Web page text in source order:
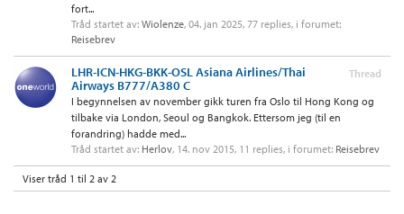
fort...
Tråd startet av: Wiolenze, 04. jan 2025, 77 replies, i forumet:
Reisebrev
Thread
LHR-ICN-HKG-BKK-OSL Asiana Airlines/Thai
Airways B777/A380 C
I begynnelsen av november gikk turen fra Oslo til Hong Kong og
tilbake via London, Seoul og Bangkok. Ettersom jeg (til en
forandring) hadde med...
Tråd startet av: Herlov, 14. nov 2015, 11 replies, i forumet: Reisebrev
Viser tråd 1 til 2 av 2